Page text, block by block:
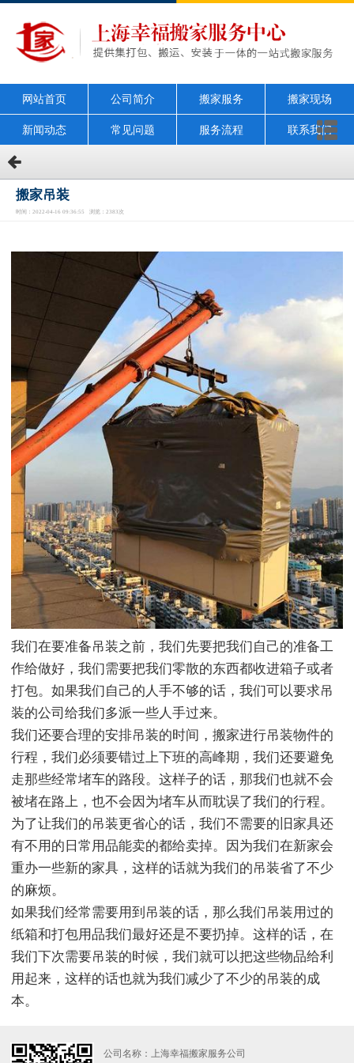
网站首页 公司简介 搬家服务 搬家现场
新闻动态 常见问题 服务流程 联系我们
搬家吊装
时间：2022-04-16 09:36:55 浏览：2383次
我们在要准备吊装之前，我们先要把我们自己的准备工
作给做好，我们需要把我们零散的东西都收进箱子或者
打包。如果我们自己的人手不够的话，我们可以要求吊
装的公司给我们多派一些人手过来。
我们还要合理的安排吊装的时间，搬家进行吊装物件的
行程，我们必须要错过上下班的高峰期，我们还要避免
走那些经常堵车的路段。这样子的话，那我们也就不会
被堵在路上，也不会因为堵车从而耽误了我们的行程。
为了让我们的吊装更省心的话，我们不需要的旧家具还
有不用的日常用品能卖的都给卖掉。因为我们在新家会
重办一些新的家具，这样的话就为我们的吊装省了不少
的麻烦。
如果我们经常需要用到吊装的话，那么我们吊装用过的
纸箱和打包用品我们最好还是不要扔掉。这样的话，在
我们下次需要吊装的时候，我们就可以把这些物品给利
用起来，这样的话也就为我们减少了不少的吊装的成
本。
公司名称：上海幸福搬家服务公司